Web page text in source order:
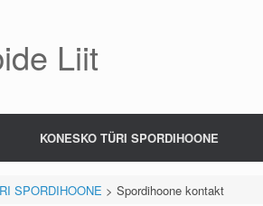
Liit
KONESKO TÜRI SPORDIHOONE
SPORDIHOONE > Spordihoone kontakt